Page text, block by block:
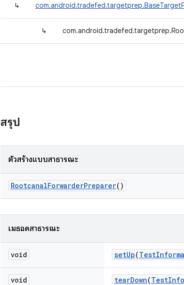
↳
↳
สรุป
ตัวสร้างแบบสาธารณะ
RootcanalForwarderPreparer()
เมธอดสาธารณะ
void setUp(Test
void tearDown(Test